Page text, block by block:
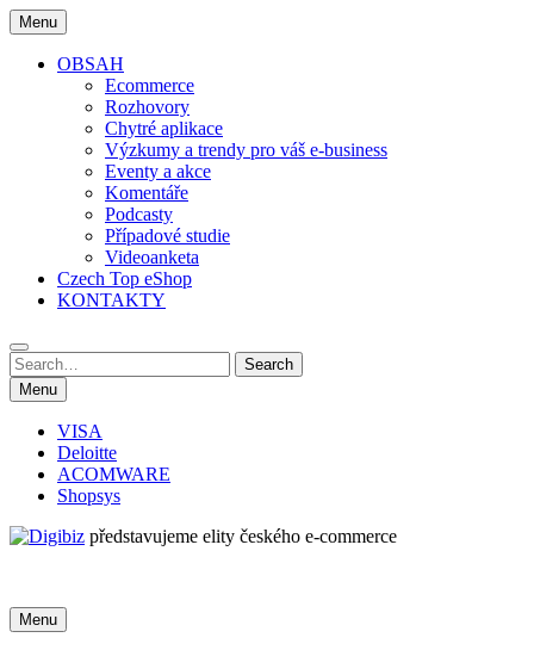
Skip
to
content
Menu
OBSAH
Ecommerce
Rozhovory
Chytré aplikace
Výzkumy a trendy pro váš e-business
Eventy a akce
Komentáře
Podcasty
Případové studie
Videoanketa
Czech Top eShop
KONTAKTY
Search
for:
Search
Menu
VISA
Deloitte
ACOMWARE
Shopsys
představujeme elity českého e-commerce
Menu